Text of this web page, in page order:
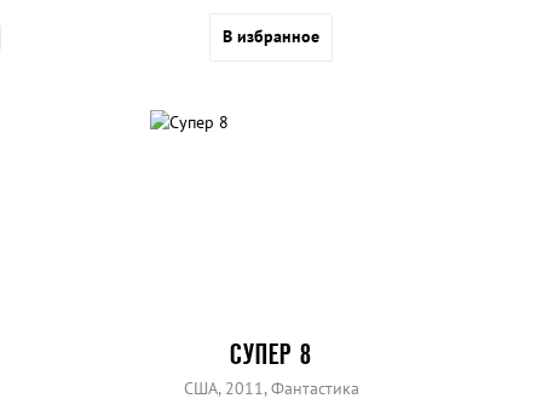
отправляется на Северный полюс, и это путешествие меняет ее
В избранное
СУПЕР 8
США, 2011, Фантастика